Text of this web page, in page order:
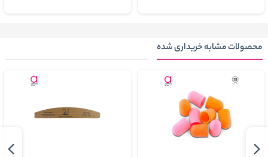
محصولات مشابه خریداری شده